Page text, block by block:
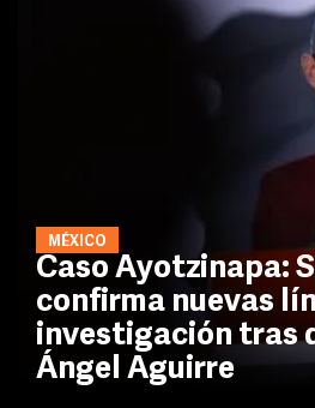
MÉXICO
Caso Ayotzinapa:
confirma nuevas
investigación tras
Ángel Aguirre